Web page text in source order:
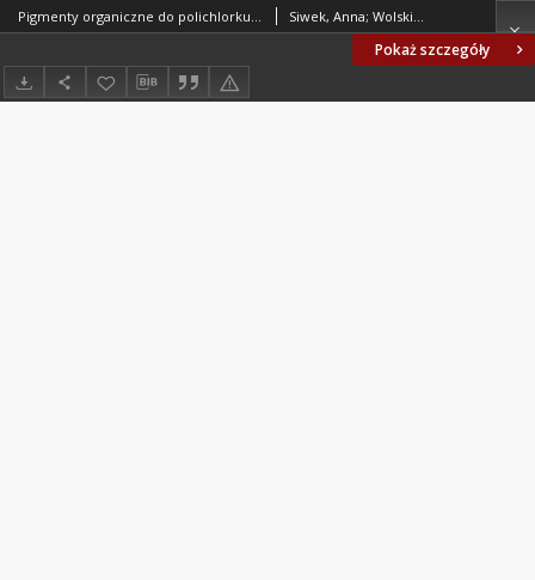
Pokaż szczegóły
Pigmenty organiczne do polichlorku winylu BN-76/6047-04 Siwek, Anna; Wolskie Zakłady Przemysłu Barwników. Oprac.